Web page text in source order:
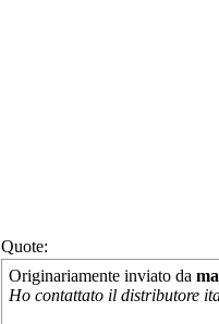
Quote:
Originariamente inviato da
Ho contattato il distributore